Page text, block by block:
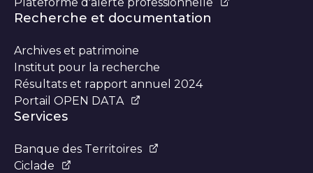
Recherche et documentation
Archives et patrimoine
Institut pour la recherche
Résultats et rapport annuel 2024
Portail OPEN DATA
Services
Banque des Territoires
Ciclade